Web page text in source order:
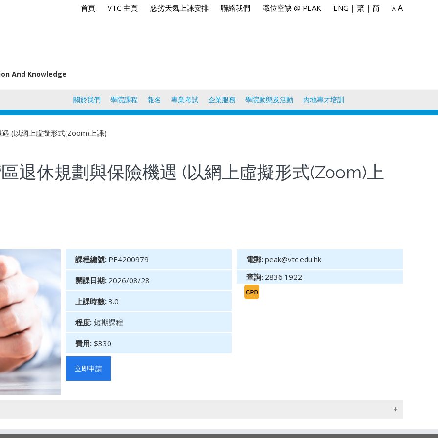
首頁 VTC 主頁 惡劣天氣上課安排 聯絡我們 職位空缺 @ PEAK ENG | 繁 | 简 A A
And Knowledge
關於我們 學院課程 報名 專業考試 企業服務 學院動態及活動 內地專才培訓
(以網上虛擬形式(Zoom)上課)
退休規劃與保險機遇 (以網上虛擬形式(Zoom)上
課程編號: PE4200979
開課日期: 2026/08/28
上課時數: 3.0
程度: 短期課程
費用: $330
立即申請
電郵: peak@vtc.edu.hk
查詢: 2836 1922